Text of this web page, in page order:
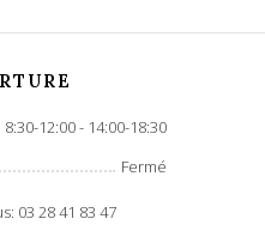
8:30-12:00 - 14:00-18:30
Fermé
03 28 41 83 47